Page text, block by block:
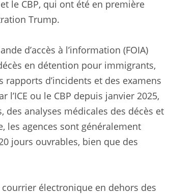
le CBP, qui ont été en première
Trump.
d’accès à l’information (FOIA)
en détention pour immigrants,
d’incidents et des examens
ou le CBP depuis janvier 2025,
des analyses médicales des décès et
les agences sont généralement
jours ouvrables, bien que des
électronique en dehors des